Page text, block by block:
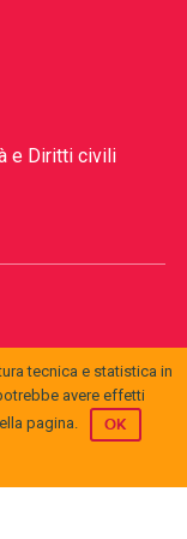
e Diritti civili
tecnica e statistica in
avere effetti
pagina.
OK